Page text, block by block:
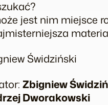
jest nim miejsce
Świdziński
Zbigniew
Dworakowski